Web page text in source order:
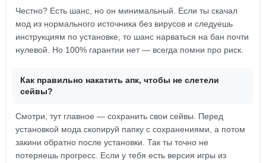
Честно? Есть шанс, но он минимальный. Если ты скачал
мод из нормального источника без вирусов и следуешь
инструкциям по установке, то шанс нарваться на бан почти
нулевой. Но 100% гарантии нет — всегда помни про риск.
Как правильно накатить апк, чтобы не слетели
сейвы?
Смотри, тут главное — сохранить свои сейвы. Перед
установкой мода скопируй папку с сохранениями, а потом
закини обратно после установки. Так ты точно не
потеряешь прогресс. Если у тебя есть версия игры из